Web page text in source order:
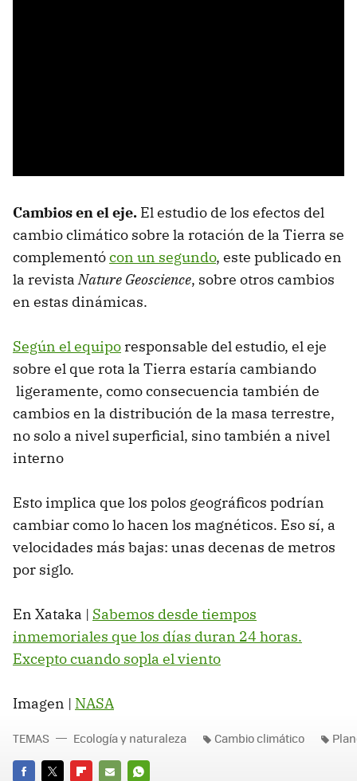
Cambios en el eje. El estudio de los efectos del
cambio climático sobre la rotación de la Tierra se
complementócon un segundo, este publicado en
la revistaNature Geoscience, sobre otros cambios
en estas dinámicas.
Según el equipo responsable del estudio, el eje
sobre el que rota la Tierra estaría cambiando
ligeramente, como consecuencia también de
cambios en la distribución de la masa terrestre,
no solo a nivel superficial, sino también a nivel
interno
Esto implica que los polos geográficos podrían
cambiar como lo hacen los magnéticos. Eso sí, a
velocidades más bajas: unas decenas de metros
por siglo.
En Xataka | Sabemos desde tiempos
inmemoriales que los días duran 24 horas.
Excepto cuando sopla el viento
Imagen | NASA
TEMAS Ecología y naturaleza Cambio climático